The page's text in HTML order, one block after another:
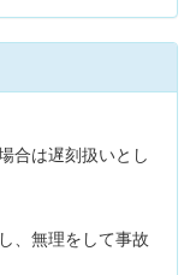
合は遅刻扱いとし
、無理をして事故